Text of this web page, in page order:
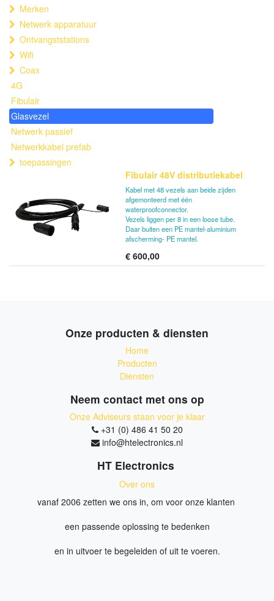
Merken
Netwerk apparatuur
Ontvangststations
Wifi
Coax
4G
Fibulair
Glasvezel
Netwerk passief
Netwerkkabel prefab
toepassingen
Fibulair 48V distributiekabel
Kabel met 48 vezels aan beide zijden
afgemonteerd met één
waterproofconnector.
Vezels liggen per 8 in een loose tube.
Daar buiten een PE mantel-aluminium
afscherming- PE mantel.
€ 600,00
Onze producten & diensten
Home
Producten
Diensten
Neem contact met ons op
Onze Adviseurs staan voor je klaar
+31 (0) 486 41 50 20
info@htelectronics.nl
HT Electronics
Over ons
vanaf 2006 zetten we ons in, om voor onze klanten
een passende oplossing te bedenken
en in uitvoer te begeleiden of uit te voeren.